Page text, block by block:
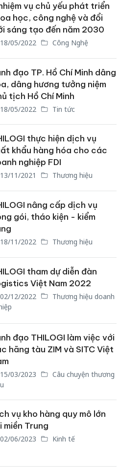
vụ chủ yếu phát triển
học, công nghệ và đổi
sáng tạo đến năm 2030
18/05/2022 Công Nghệ
đạo TP. Hồ Chí Minh dâng
dâng hương tưởng niệm
tịch Hồ Chí Minh
18/05/2022 Tin tức
thực hiện dịch vụ
khẩu hàng hóa cho các
nghiệp FDI
13/11/2021 Thương hiệu
nâng cấp dịch vụ
gói, tháo kiện - kiểm
18/11/2022 Thương hiệu
tham dự diễn đàn
Việt Nam 2022
02/12/2022
Thương hiệu doanh
đạo THILOGI làm việc với
hãng tàu ZIM và SITC Việt
15/03/2023
Câu chuyện thương
vụ kho hàng quy mô lớn
miền Trung
02/06/2023 Kinh tế